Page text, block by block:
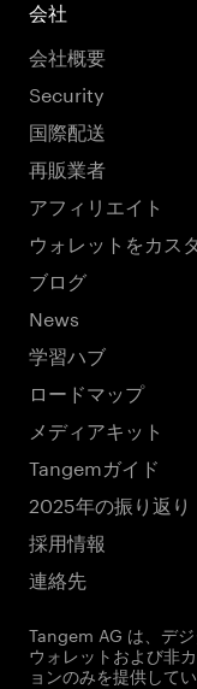
会社
会社概要
Security
国際配送
再販業者
アフィリエイト
ウォレットをカス
ブログ
News
学習ハブ
ロードマップ
メディアキット
Tangemガイド
2025年の振り返り
採用情報
連絡先
Tangem AG は、デ
ウォレットおよび非
ョンのみを提供して